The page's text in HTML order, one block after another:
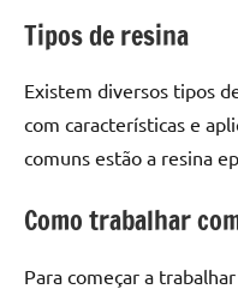
para
seu
ambiente
com
únicas.
conteúdo
Tipos de resina
Existem diversos tipos
com características e
comuns estão a resina
Como trabalhar
Para começar a